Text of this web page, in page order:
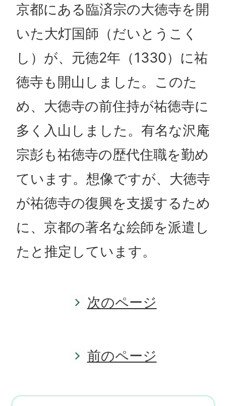
京都にある臨済宗の大徳寺を開
いた大灯国師（だいとうこく
し）が、元徳2年（1330）に祐
徳寺も開山しました。このた
め、大徳寺の前住持が祐徳寺に
多く入山しました。有名な沢庵
宗彭も祐徳寺の歴代住職を勤め
ています。想像ですが、大徳寺
が祐徳寺の復興を支援するため
に、京都の著名な絵師を派遣し
たと推定しています。
次のページ
前のページ